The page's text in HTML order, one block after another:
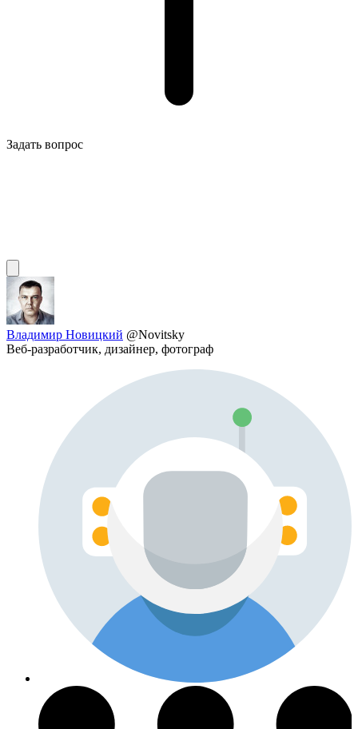
Задать вопрос
Владимир Новицкий @Novitsky
Веб-разработчик, дизайнер, фотограф